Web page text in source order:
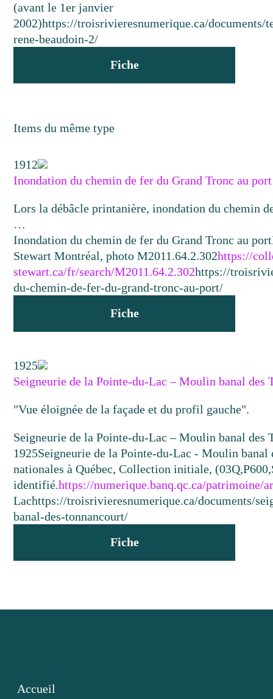
(avant le 1er janvier
2002)https://troisrivieresnumerique.ca/documents/
rene-beaudoin-2/
Fiche
Items du même type
1912
Inondation du chemin de fer du Grand Tronc au port
Lors la débâcle printanière, inondation du chemin
…
Inondation du chemin de fer du Grand Tronc au port
Stewart Montréal, photo M2011.64.2.302https://
stewart.ca/fr/search/M2011.64.2.302https://
du-chemin-de-fer-du-grand-tronc-au-port/
Fiche
1925
Seigneurie de la Pointe-du-Lac – Moulin banal des
"Vue éloignée de la façade et du profil gauche".
Seigneurie de la Pointe-du-Lac – Moulin banal des
1925Seigneurie de la Pointe-du-Lac - Moulin
nationales à Québec, Collection initiale,
identifié.https://numerique.banq.qc.ca/patrimoine/
Lachttps://troisrivieresnumerique.ca/documents/
banal-des-tonnancourt/
Fiche
Accueil